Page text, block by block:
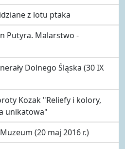
z lotu ptaka
Putyra. Malarstwo -
Dolnego Śląska (30 IX
Kozak "Reliefy i kolory,
unikatowa"
(20 maj 2016 r.)